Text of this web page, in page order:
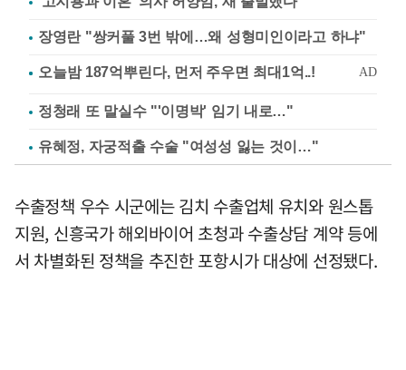
장영란 "쌍커풀 3번 밖에…왜 성형미인이라고 하냐"
정청래 또 말실수 "'이명박' 임기 내로…"
유혜정, 자궁적출 수술 "여성성 잃는 것이…"
수출정책 우수 시군에는 김치 수출업체 유치와 원스톱
지원, 신흥국가 해외바이어 초청과 수출상담 계약 등에
서 차별화된 정책을 추진한 포항시가 대상에 선정됐다.